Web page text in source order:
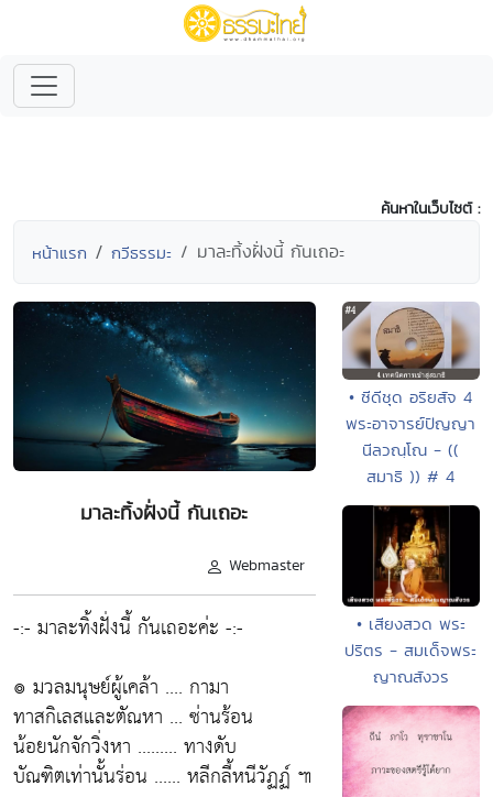
ค้นหาในเว็บไซต์ :
หน้าแรก กวีธรรมะ มาละทิ้งฝั่งนี้ กันเถอะ
มาละทิ้งฝั่งนี้ กันเถอะ
Webmaster
-:- มาละทิ้งฝั่งนี้ กันเถอะค่ะ -:-
๏ มวลมนุษย์ผู้เคล้า .... กามา
ทาสกิเลสและตัณหา ... ซ่านร้อน
น้อยนักจักวิ่งหา ......... ทางดับ
บัณฑิตเท่านั้นร่อน ...... หลีกลี้หนีวัฏฏ์ ๚
• ซีดีชุด อริยสัจ 4
พระอาจารย์ปัญญา
นีลวณฺโณ - ((
สมาธิ )) # 4
• เสียงสวด พระ
ปริตร - สมเด็จพระ
ญาณสังวร